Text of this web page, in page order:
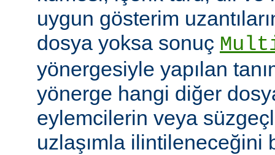
uygun gösterim
dosya yoksa sonuç
yönergesiyle yapılan
yönerge hangi diğer
eylemcilerin veya
uzlaşımla ilintileneceğini